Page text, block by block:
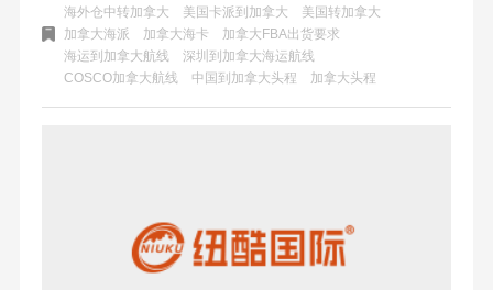
达；后者凸显成本优势，ERS 模式成本和稳定控制优选。还
通过模式组合与自研系统，实现“时效 - 成本”平衡。
海外仓中转加拿大
美国卡派到加拿大
美国转加拿大
加拿大海派
加拿大海卡
加拿大FBA出货要求
海运到加拿大航线
深圳到加拿大海运航线
COSCO加拿大航线
中国到加拿大头程 加拿大头程